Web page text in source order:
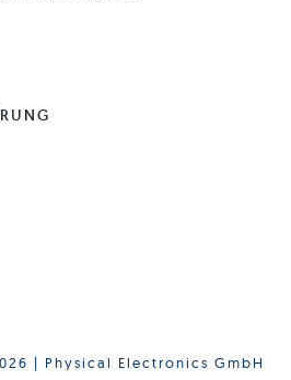
| Physical Electronics GmbH